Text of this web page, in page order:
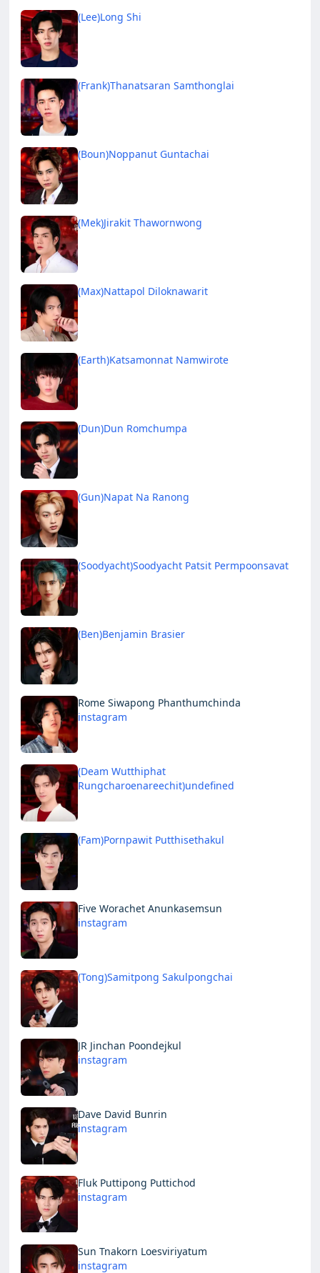
(Lee)Long Shi
(Frank)Thanatsaran Samthonglai
(Boun)Noppanut Guntachai
(Mek)Jirakit Thawornwong
(Max)Nattapol Diloknawarit
(Earth)Katsamonnat Namwirote
(Dun)Dun Romchumpa
(Gun)Napat Na Ranong
(Soodyacht)Soodyacht Patsit Permpoonsavat
(Ben)Benjamin Brasier
Rome Siwapong Phanthumchinda
instagram
(Deam Wutthiphat
Rungcharoenareechit)undefined
(Fam)Pornpawit Putthisethakul
Five Worachet Anunkasemsun
instagram
(Tong)Samitpong Sakulpongchai
JR Jinchan Poondejkul
instagram
Dave David Bunrin
instagram
Fluk Puttipong Puttichod
instagram
Sun Tnakorn Loesviriyatum
instagram